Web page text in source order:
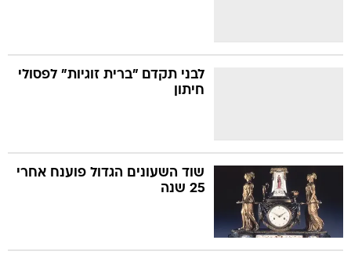
לבני תקדם "ברית זוגיות" לפסולי
חיתון
שוד השעונים הגדול פוענח אחרי
25 שנה